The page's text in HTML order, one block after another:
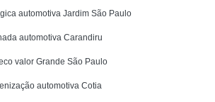
automotiva Jardim São Paulo
automotiva Carandiru
valor Grande São Paulo
automotiva Cotia